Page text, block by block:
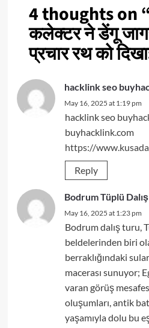
4 thoughts on “
कलेक्टर ने डेंगू
प्रचार रथ को
hacklink seo
May 16, 2025 at 1:19 pm
hacklink seo
buyhacklink.com
https://
Reply
Bodrum Tüplü
May 16, 2025 at 1:23 pm
Bodrum dalış turu,
beldelerinden biri
berraklığındaki
macerası sunuyor;
varan görüş
oluşumları, antik
yaşamıyla dolu bu